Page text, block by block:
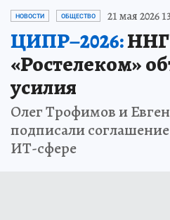
НОВОСТИ ОБЩЕСТВО 21 мая 2026
ЦИПР–2026:
«Ростелеком»
усилия
Олег Трофимов и
подписали
ИТ-сфере